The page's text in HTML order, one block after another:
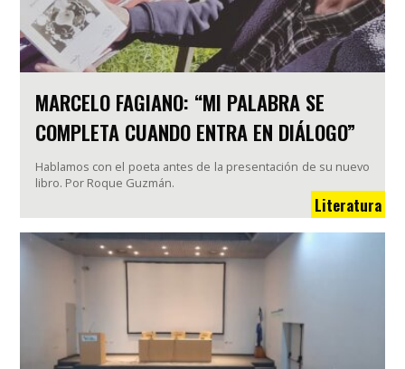
MARCELO FAGIANO: “MI PALABRA SE
COMPLETA CUANDO ENTRA EN DIÁLOGO”
Hablamos con el poeta antes de la presentación de su nuevo
libro. Por Roque Guzmán.
Literatura